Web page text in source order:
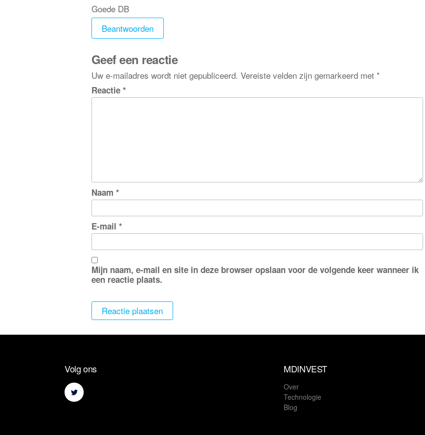
Goede DB
Beantwoorden
Geef een reactie
Uw e-mailadres wordt niet gepubliceerd. Vereiste velden zijn gemarkeerd met *
Reactie *
Naam *
E-mail *
Mijn naam, e-mail en site in deze browser opslaan voor de volgende keer wanneer ik
een reactie plaats.
Volg ons MDINVEST
Over
Technologie
Blog